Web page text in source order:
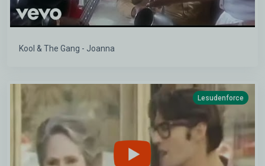
Kool & The Gang - Joanna
Lesudenforce